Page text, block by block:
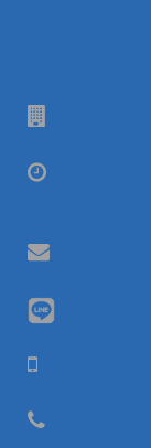
営
Email
Mobile
Telephone